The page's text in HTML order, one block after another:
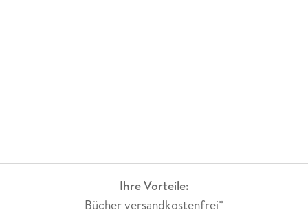
Ihre Vorteile:
Bücher versandkostenfrei*